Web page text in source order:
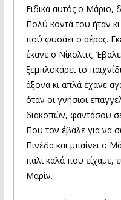
Ειδικά αυτός ο Μάριο,
Πολύ κοντά του ήταν
πού φυσάει ο αέρας.
έκανε ο Νίκολιτς;
ξεμπλοκάρει το
άξονα κι απλά έχανε
όταν οι γνήσιοι
διακοπών, φαντάσου
Που τον έβαλε για να
Πινέδα και μπαίνει ο
πάλι καλά που είχαμε,
Μαρίν.